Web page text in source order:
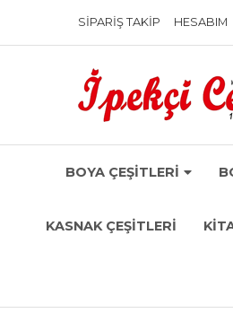
SIPARIŞ TAKIP HESABIM
BOYA ÇEŞİTLERİ
KASNAK ÇEŞİTLERİ